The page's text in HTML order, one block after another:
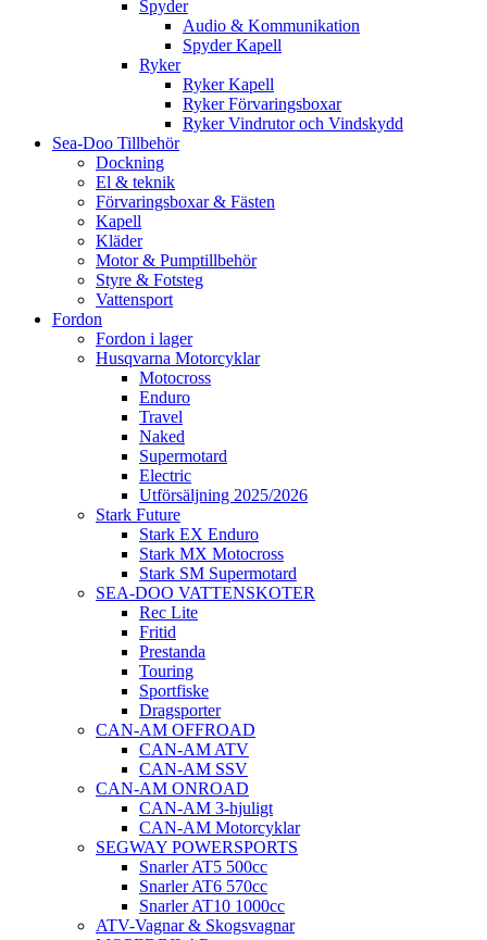
Spyder
Audio & Kommunikation
Spyder Kapell
Ryker
Ryker Kapell
Ryker Förvaringsboxar
Ryker Vindrutor och Vindskydd
Sea-Doo Tillbehör
Dockning
El & teknik
Förvaringsboxar & Fästen
Kapell
Kläder
Motor & Pumptillbehör
Styre & Fotsteg
Vattensport
Fordon
Fordon i lager
Husqvarna Motorcyklar
Motocross
Enduro
Travel
Naked
Supermotard
Electric
Utförsäljning 2025/2026
Stark Future
Stark EX Enduro
Stark MX Motocross
Stark SM Supermotard
SEA-DOO VATTENSKOTER
Rec Lite
Fritid
Prestanda
Touring
Sportfiske
Dragsporter
CAN-AM OFFROAD
CAN-AM ATV
CAN-AM SSV
CAN-AM ONROAD
CAN-AM 3-hjuligt
CAN-AM Motorcyklar
SEGWAY POWERSPORTS
Snarler AT5 500cc
Snarler AT6 570cc
Snarler AT10 1000cc
ATV-Vagnar & Skogsvagnar